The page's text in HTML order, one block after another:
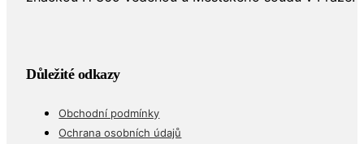
Důležité odkazy
Obchodní podmínky
Ochrana osobních údajů